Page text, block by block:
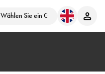
Wählen Sie ein Geschäft aus